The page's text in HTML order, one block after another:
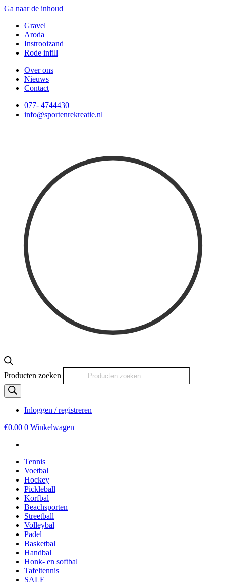
Ga naar de inhoud
Gravel
Aroda
Instrooizand
Rode infill
Over ons
Nieuws
Contact
077- 4744430
info@sportenrekreatie.nl
Producten zoeken
Inloggen / registreren
€0.00 0 Winkelwagen
Tennis
Voetbal
Hockey
Pickleball
Korfbal
Beachsporten
Streetball
Volleybal
Padel
Basketbal
Handbal
Honk- en softbal
Tafeltennis
SALE